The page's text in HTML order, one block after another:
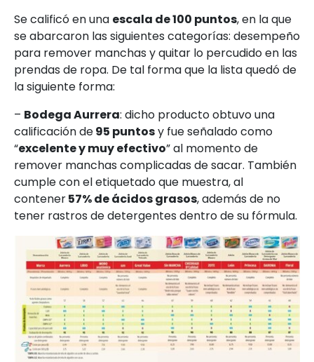
Se calificó en una escala de 100 puntos, en la que
se abarcaron las siguientes categorías: desempeño
para remover manchas y quitar lo percudido en las
prendas de ropa. De tal forma que la lista quedó de
la siguiente forma:
– Bodega Aurrera: dicho producto obtuvo una
calificación de95 puntosy fue señalado como
“excelente y muy efectivo” al momento de
remover manchas complicadas de sacar. También
cumple con el etiquetado que muestra, al
contener57% de ácidos grasos, además de no
tener rastros de detergentes dentro de su fórmula.